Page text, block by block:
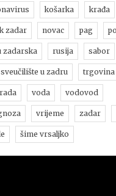
košarka krađa
zadar novac pag
zadarska rusija sabor
sveučilište u zadru trgovina
voda vodovod
vrijeme zadar
šime vrsaljko